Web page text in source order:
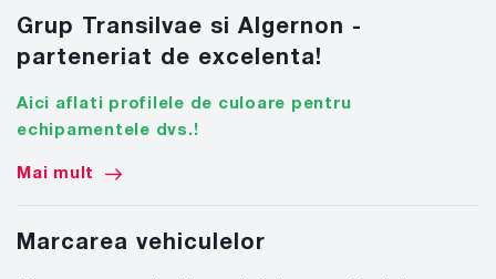
Grup Transilvae si Algernon -
parteneriat de excelenta!
Aici aflati profilele de culoare pentru
echipamentele dvs.!
Mai mult
Marcarea vehiculelor